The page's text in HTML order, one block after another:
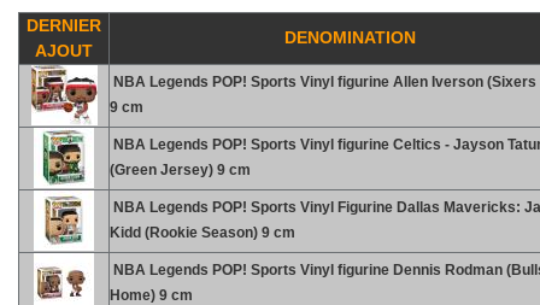
DERNIER
AJOUT
DENOMINATION
NBA Legends POP! Sports Vinyl figurine Allen Iverson (Sixers
9 cm
NBA Legends POP! Sports Vinyl figurine Celtics - Jayson
(Green Jersey) 9 cm
NBA Legends POP! Sports Vinyl Figurine Dallas Mavericks:
Kidd (Rookie Season) 9 cm
NBA Legends POP! Sports Vinyl figurine Dennis Rodman
Home) 9 cm